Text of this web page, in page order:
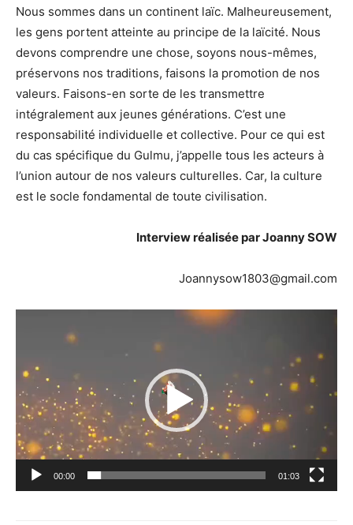
Nous sommes dans un continent laïc. Malheureusement,
les gens portent atteinte au principe de la laïcité. Nous
devons comprendre une chose, soyons nous-mêmes,
préservons nos traditions, faisons la promotion de nos
valeurs. Faisons-en sorte de les transmettre
intégralement aux jeunes générations. C’est une
responsabilité individuelle et collective. Pour ce qui est
du cas spécifique du Gulmu, j’appelle tous les acteurs à
l’union autour de nos valeurs culturelles. Car, la culture
est le socle fondamental de toute civilisation.
Interview réalisée par Joanny SOW
Joannysow1803@gmail.com
Lecteur
00:00 01:03